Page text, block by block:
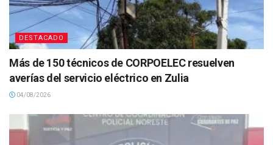
DESTACADO
Más de 150 técnicos de CORPOELEC resuelven
averías del servicio eléctrico en Zulia
04/08/2026